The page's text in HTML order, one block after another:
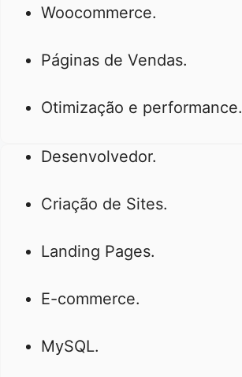
Woocommerce.
Páginas de Vendas.
Otimização e performance.
Desenvolvedor.
Criação de Sites.
Landing Pages.
E-commerce.
MySQL.